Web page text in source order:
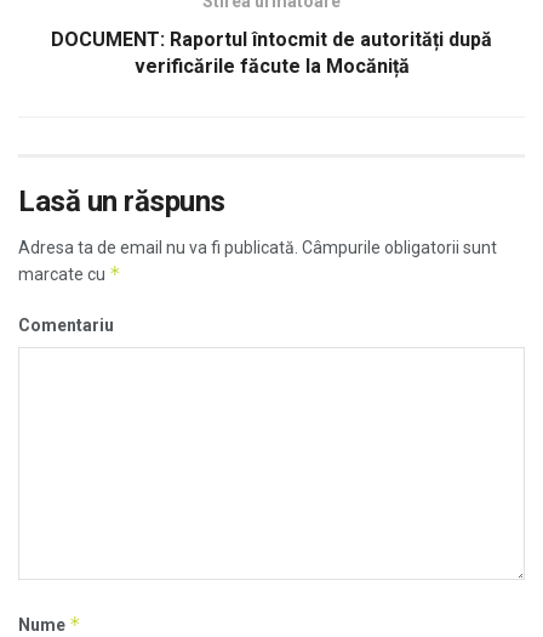
DOCUMENT: Raportul întocmit de autorități după
verificările făcute la Mocăniță
Lasă un răspuns
Adresa ta de email nu va fi publicată. Câmpurile obligatorii sunt
marcate cu *
Comentariu
Nume *